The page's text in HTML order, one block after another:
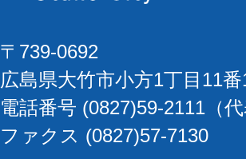
〒739-0692
広島県大竹市小方1丁目11
電話番号 (0827)59-2111（
ファクス (0827)57-7130